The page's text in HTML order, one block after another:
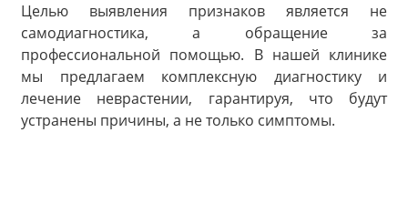
Целью выявления признаков является не
самодиагностика, а обращение за
профессиональной помощью. В нашей клинике
мы предлагаем комплексную диагностику и
лечение неврастении, гарантируя, что будут
устранены причины, а не только симптомы.